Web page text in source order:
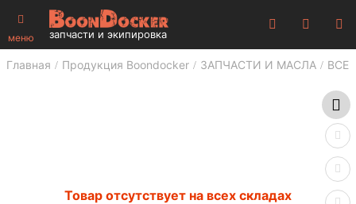
меню запчасти и экипировка
Главная Продукция Boondocker ЗАПЧАСТИ И МАСЛА ВСЕ
Товар отсутствует на всех складах